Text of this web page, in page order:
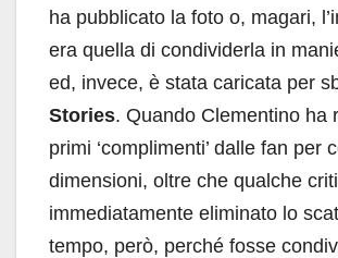
ha pubblicato la foto o, magari,
era quella di condividerla in
ed, invece, è stata caricata per
Stories. Quando Clementino ha
primi ‘complimenti’ dalle fan per
dimensioni, oltre che qualche
immediatamente eliminato lo
tempo, però, perché fosse